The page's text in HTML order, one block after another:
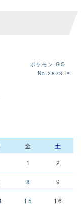
ポケモン GO
No.2873
»
金
土
1
2
8 9
15 16